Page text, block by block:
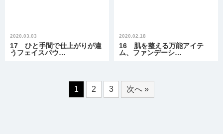
2020.03.03
17 ひと手間で仕上がりが違
うフェイスパウ…
2020.02.18
16 肌を整える万能アイテ
ム、ファンデーシ…
1 2 3 次へ »